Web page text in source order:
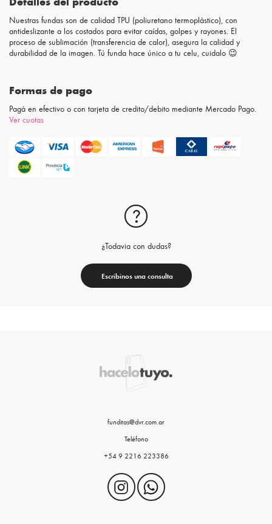
Nuestras fundas son de calidad TPU (poliuretano termoplástico), con
antideslizante a los costados para evitar caídas, golpes y rayones. El
proceso de sublimación (transferencia de calor), asegura la calidad y
durabilidad de la imagen. Tú funda hace único a tu celu, cuidalo 😉
Formas de pago
Pagá en efectivo o con tarjeta de credito/debito mediante Mercado Pago.
Ver cuotas
¿Todavia con dudas?
Escribinos una consulta
funditas@dvr.com.ar
Teléfono
+54 9 2216 223386